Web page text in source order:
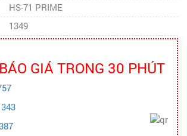
HS-71 PRIME
1349
GIÁ TRONG 30 PHÚT